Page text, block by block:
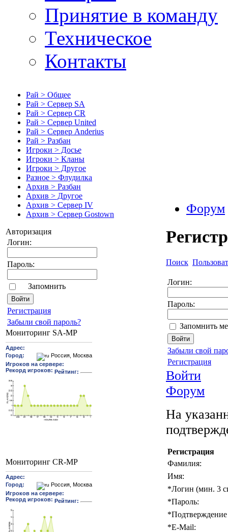
Принятие в команду
Техническое
Контакты
Рай > Общее
Рай > Сервер SA
Рай > Сервер CR
Рай > Сервер United
Рай > Сервер Anderius
Рай > Разбан
Игроки > Досье
Игроки > Кланы
Игроки > Другое
Разное > Флудилка
Архив > Разбан
Архив > Другое
Архив > Сервер IV
Архив > Сервер Gostown
Авторизация
Логин:
Пароль:
Запомнить
Pегиcтрaция
Забыли свой пароль?
Мониторинг SA-MP
Мониторинг CR-MP
Форум
Поиск
Логин:
Пароль:
Запомнить
Забыли свой
Регистрация
Войти
Форум
На
Регистрация
Фамилия:
Имя:
*Логин (мин. 3
*Пароль:
*Подтверждение
*E-Mail: